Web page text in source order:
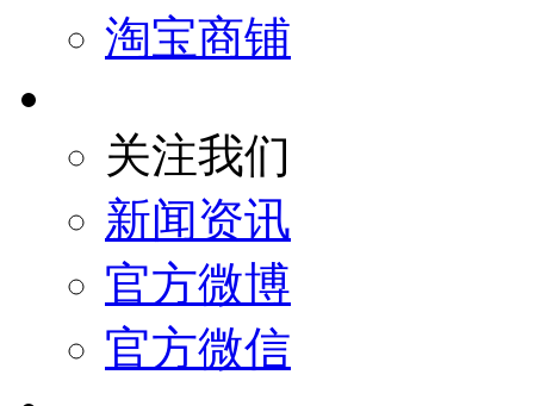
淘宝商铺
关注我们
新闻资讯
官方微博
官方微信